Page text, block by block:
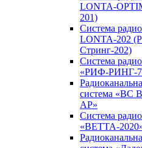
LONTA-
201)
Система
LONTA-202
Стринг-202)
Система
«РИФ-РИНГ-
система «ВС
АР»
Система
«ВЕТТА-